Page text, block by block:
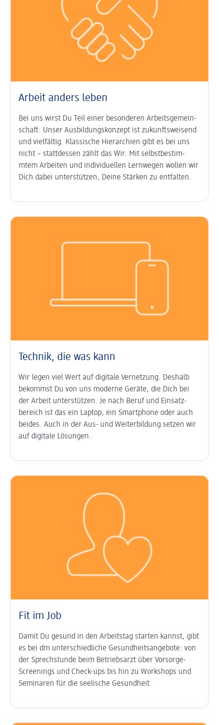
Arbeit anders leben
Bei uns wirst Du Teil einer besonderen Arbeits­gemein­
schaft: Unser Aus­bildungs­konzept ist zukunfts­weisend
und vielfältig. Klas­sische Hierarchien gibt es bei uns
nicht – statt­dessen zählt das Wir. Mit selbst­bestim­
mtem Arbeiten und indi­viduel­len Lern­wegen wollen wir
Dich dabei unter­stützen, Deine Stärken zu entfalten.
Technik, die was kann
Wir legen viel Wert auf digitale Ver­netzung. Deshalb
bekommst Du von uns moderne Geräte, die Dich bei
der Arbeit unter­stützen. Je nach Beruf und Einsatz­
bereich ist das ein Laptop, ein Smart­phone oder auch
beides. Auch in der Aus- und Weiter­bildung setzen wir
auf digitale Lösungen.
Fit im Job
Damit Du gesund in den Arbeits­tag starten kannst, gibt
es bei dm unter­schied­liche Gesundheits­angebote: von
der Sprech­stunde beim Betriebs­arzt über Vor­sorge-
Screenings und Check-ups bis hin zu Work­shops und
Semi­naren für die seelische Gesund­heit.